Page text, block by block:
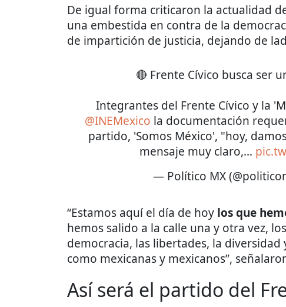
De igual forma criticaron la actualidad
una embestida en contra de la
de impartición de justicia, dejando de
🔴 Frente Cívico busca ser
Integrantes del Frente Cívico y la
@INEMexico la documentación
partido, 'Somos México', "hoy,
mensaje muy claro,…
— Político MX
“Estamos aquí el día de hoy los que
hemos salido a la calle una y otra vez,
democracia, las libertades, la
como mexicanas y mexicanos”,
Así será el partido del